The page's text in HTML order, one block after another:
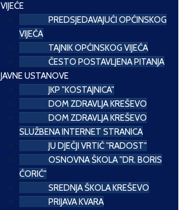
VIJEĆE
PREDSJEDAVAJUĆI OPĆINSKOG
VIJEĆA
TAJNIK OPĆINSKOG VIJEĆA
ČESTO POSTAVLJENA PITANJA
JAVNE USTANOVE
JKP "KOSTAJNICA"
DOM ZDRAVLJA KREŠEVO
DOM ZDRAVLJA KREŠEVO
SLUŽBENA INTERNET STRANICA
JU DJEČJI VRTIĆ "RADOST"
OSNOVNA ŠKOLA "DR. BORIS
ĆORIĆ"
SREDNJA ŠKOLA KREŠEVO
PRIJAVA KVARA